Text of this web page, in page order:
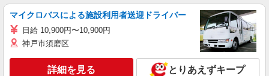
マイクロバスによる施設利用者送迎ドライバー
日給 10,900円〜10,900円
神戸市須磨区
詳細を見る とりあえずキープ